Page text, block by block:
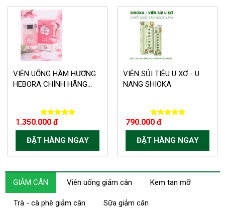
VIÊN UỐNG HÀM HƯƠNG
HEBORA CHÍNH HÃNG...
1.350.000 đ
ĐẶT HÀNG NGAY
VIÊN SỦI TIÊU U XƠ - U
NANG SHIOKA
790.000 đ
ĐẶT HÀNG NGAY
GIẢM CÂN Viên uống giảm cân Kem tan mỡ
Trà - cà phê giảm cân Sữa giảm cân